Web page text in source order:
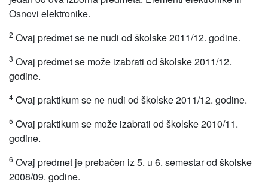
Osnovi elektronike.
2 Ovaj predmet se ne nudi od školske 2011/12. godine.
3 Ovaj predmet se može izabrati od školske 2011/12.
godine.
4 Ovaj praktikum se ne nudi od školske 2011/12. godine.
5 Ovaj praktikum se može izabrati od školske 2010/11.
godine.
6 Ovaj predmet je prebačen iz 5. u 6. semestar od školske
2008/09. godine.